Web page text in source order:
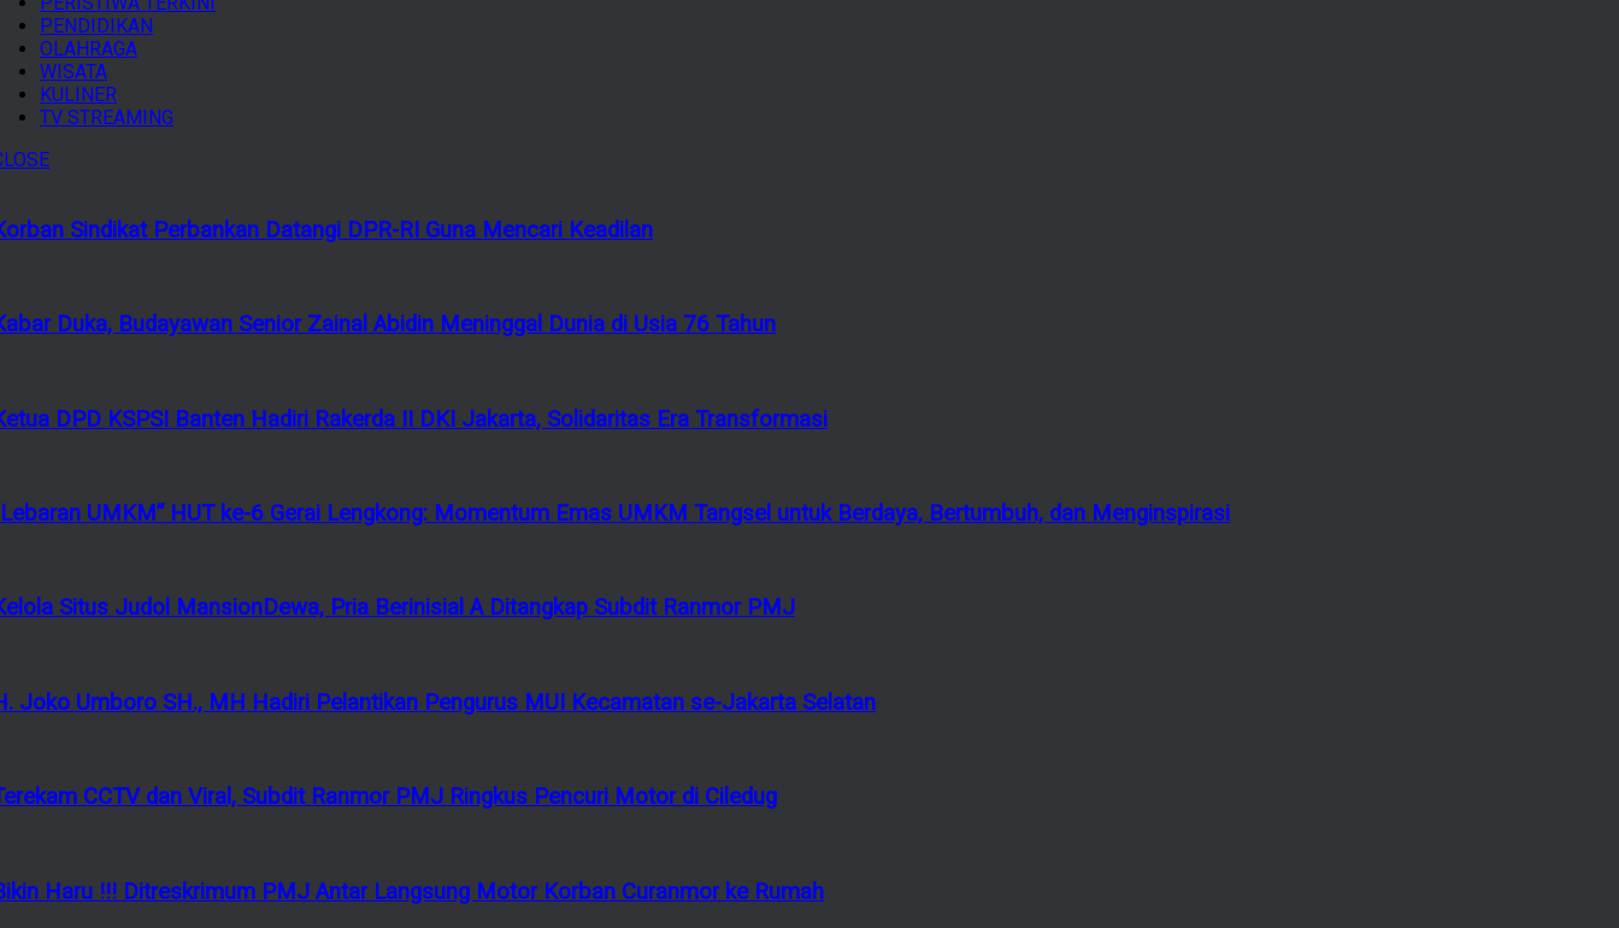
PENDIDIKAN
OLAHRAGA
WISATA
KULINER
TV STREAMING
Sindikat Perbankan Datangi DPR-RI Guna Mencari Keadilan
Duka, Budayawan Senior Zainal Abidin Meninggal Dunia di Usia 76 Tahun
DPD KSPSI Banten Hadiri Rakerda II DKI Jakarta, Solidaritas Era Transformasi
UMKM” HUT ke-6 Gerai Lengkong: Momentum Emas UMKM Tangsel untuk Berdaya, Bertumbuh, dan Menginspirasi
Situs Judol MansionDewa, Pria Berinisial A Ditangkap Subdit Ranmor PMJ
Joko Umboro SH., MH Hadiri Pelantikan Pengurus MUI Kecamatan se-Jakarta Selatan
CCTV dan Viral, Subdit Ranmor PMJ Ringkus Pencuri Motor di Ciledug
Haru !!! Ditreskrimum PMJ Antar Langsung Motor Korban Curanmor ke Rumah